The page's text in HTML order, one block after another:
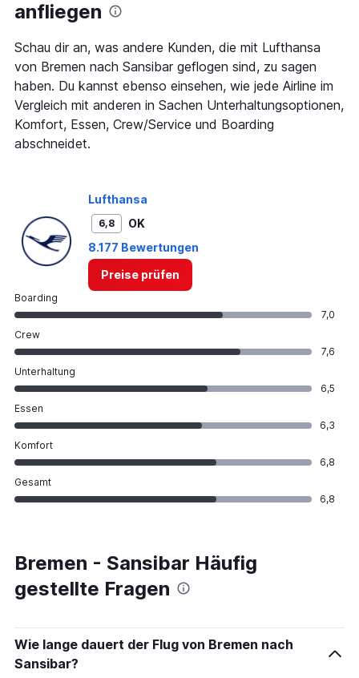
chart
1
Y
axis
displaying
values.
Range:
0
to
anfliegen
Schau dir an, was andere Kunden, die mit Lufthansa
von Bremen nach Sansibar geflogen sind, zu sagen
haben. Du kannst ebenso einsehen, wie jede Airline im
Vergleich mit anderen in Sachen Unterhaltungsoptionen,
Komfort, Essen, Crew/Service und Boarding
abschneidet.
Lufthansa
6,8
OK
8.177 Bewertungen
Preise prüfen
Boarding
7,0
Crew
7,6
Unterhaltung
6,5
Essen
6,3
Komfort
6,8
Gesamt
6,8
Bremen - Sansibar Häufig
gestellte Fragen
Wie lange dauert der Flug von Bremen nach
Sansibar?